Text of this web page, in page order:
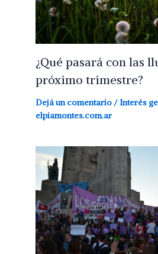
¿Qué pasará con las
próximo trimestre?
Dejá un comentario / Interés
elpiamontes.com.ar